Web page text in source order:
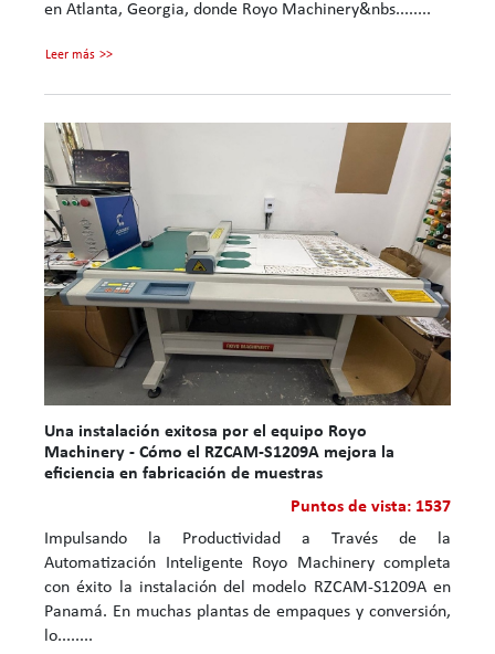
en Atlanta, Georgia, donde Royo Machinery&nbs........
Leer más
Una instalación exitosa por el equipo Royo
Machinery - Cómo el RZCAM-S1209A mejora la
eficiencia en fabricación de muestras
Puntos de vista: 1537
Impulsando la Productividad a Través de la
Automatización Inteligente Royo Machinery completa
con éxito la instalación del modelo RZCAM‑S1209A en
Panamá. En muchas plantas de empaques y conversión,
lo........